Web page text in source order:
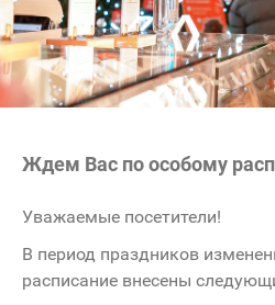
Ждем Вас по особому
Уважаемые посетители!
В период праздников
расписание внесены